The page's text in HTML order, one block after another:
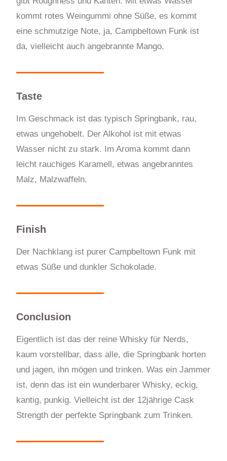
kommt rotes Weingummi ohne Süße, es kommt
eine schmutzige Note, ja, Campbeltown Funk ist
da, vielleicht auch angebrannte Mango.
Taste
Im Geschmack ist das typisch Springbank, rau,
etwas ungehobelt. Der Alkohol ist mit etwas
Wasser nicht zu stark. Im Aroma kommt dann
leicht rauchiges Karamell, etwas angebranntes
Malz, Malzwaffeln.
Finish
Der Nachklang ist purer Campbeltown Funk mit
etwas Süße und dunkler Schokolade.
Conclusion
Eigentlich ist das der reine Whisky für Nerds,
kaum vorstellbar, dass alle, die Springbank horten
und jagen, ihn mögen und trinken. Was ein Jammer
ist, denn das ist ein wunderbarer Whisky, eckig,
kantig, punkig. Vielleicht ist der 12jährige Cask
Strength der perfekte Springbank zum Trinken.